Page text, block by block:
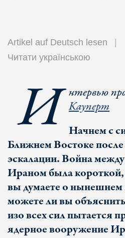
Artikel auf Deutsch lesen
Читати українською
И нтервью
Кауперт
Начнем с
Ближнем Востоке
эскалации. Война
Ираном была
вы думаете о
можете ли вы
изо всех сил пытается
ядерное вооружение